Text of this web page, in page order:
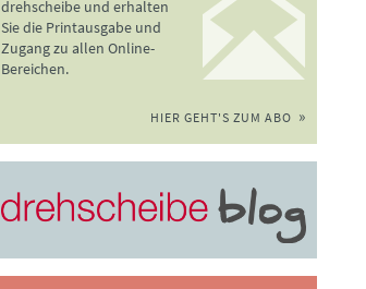
drehscheibe und erhalten
Sie die Printausgabe und
Zugang zu allen Online-
Bereichen.
HIER GEHT'S ZUM ABO